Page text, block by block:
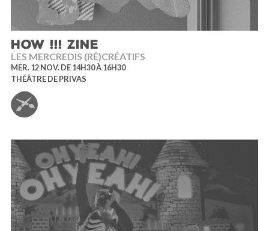
HOW !!! ZINE
LES MERCREDIS (RÉ)CRÉATIFS
MER. 12 NOV. DE 14H30 À 16H30
THÉÂTRE DE PRIVAS